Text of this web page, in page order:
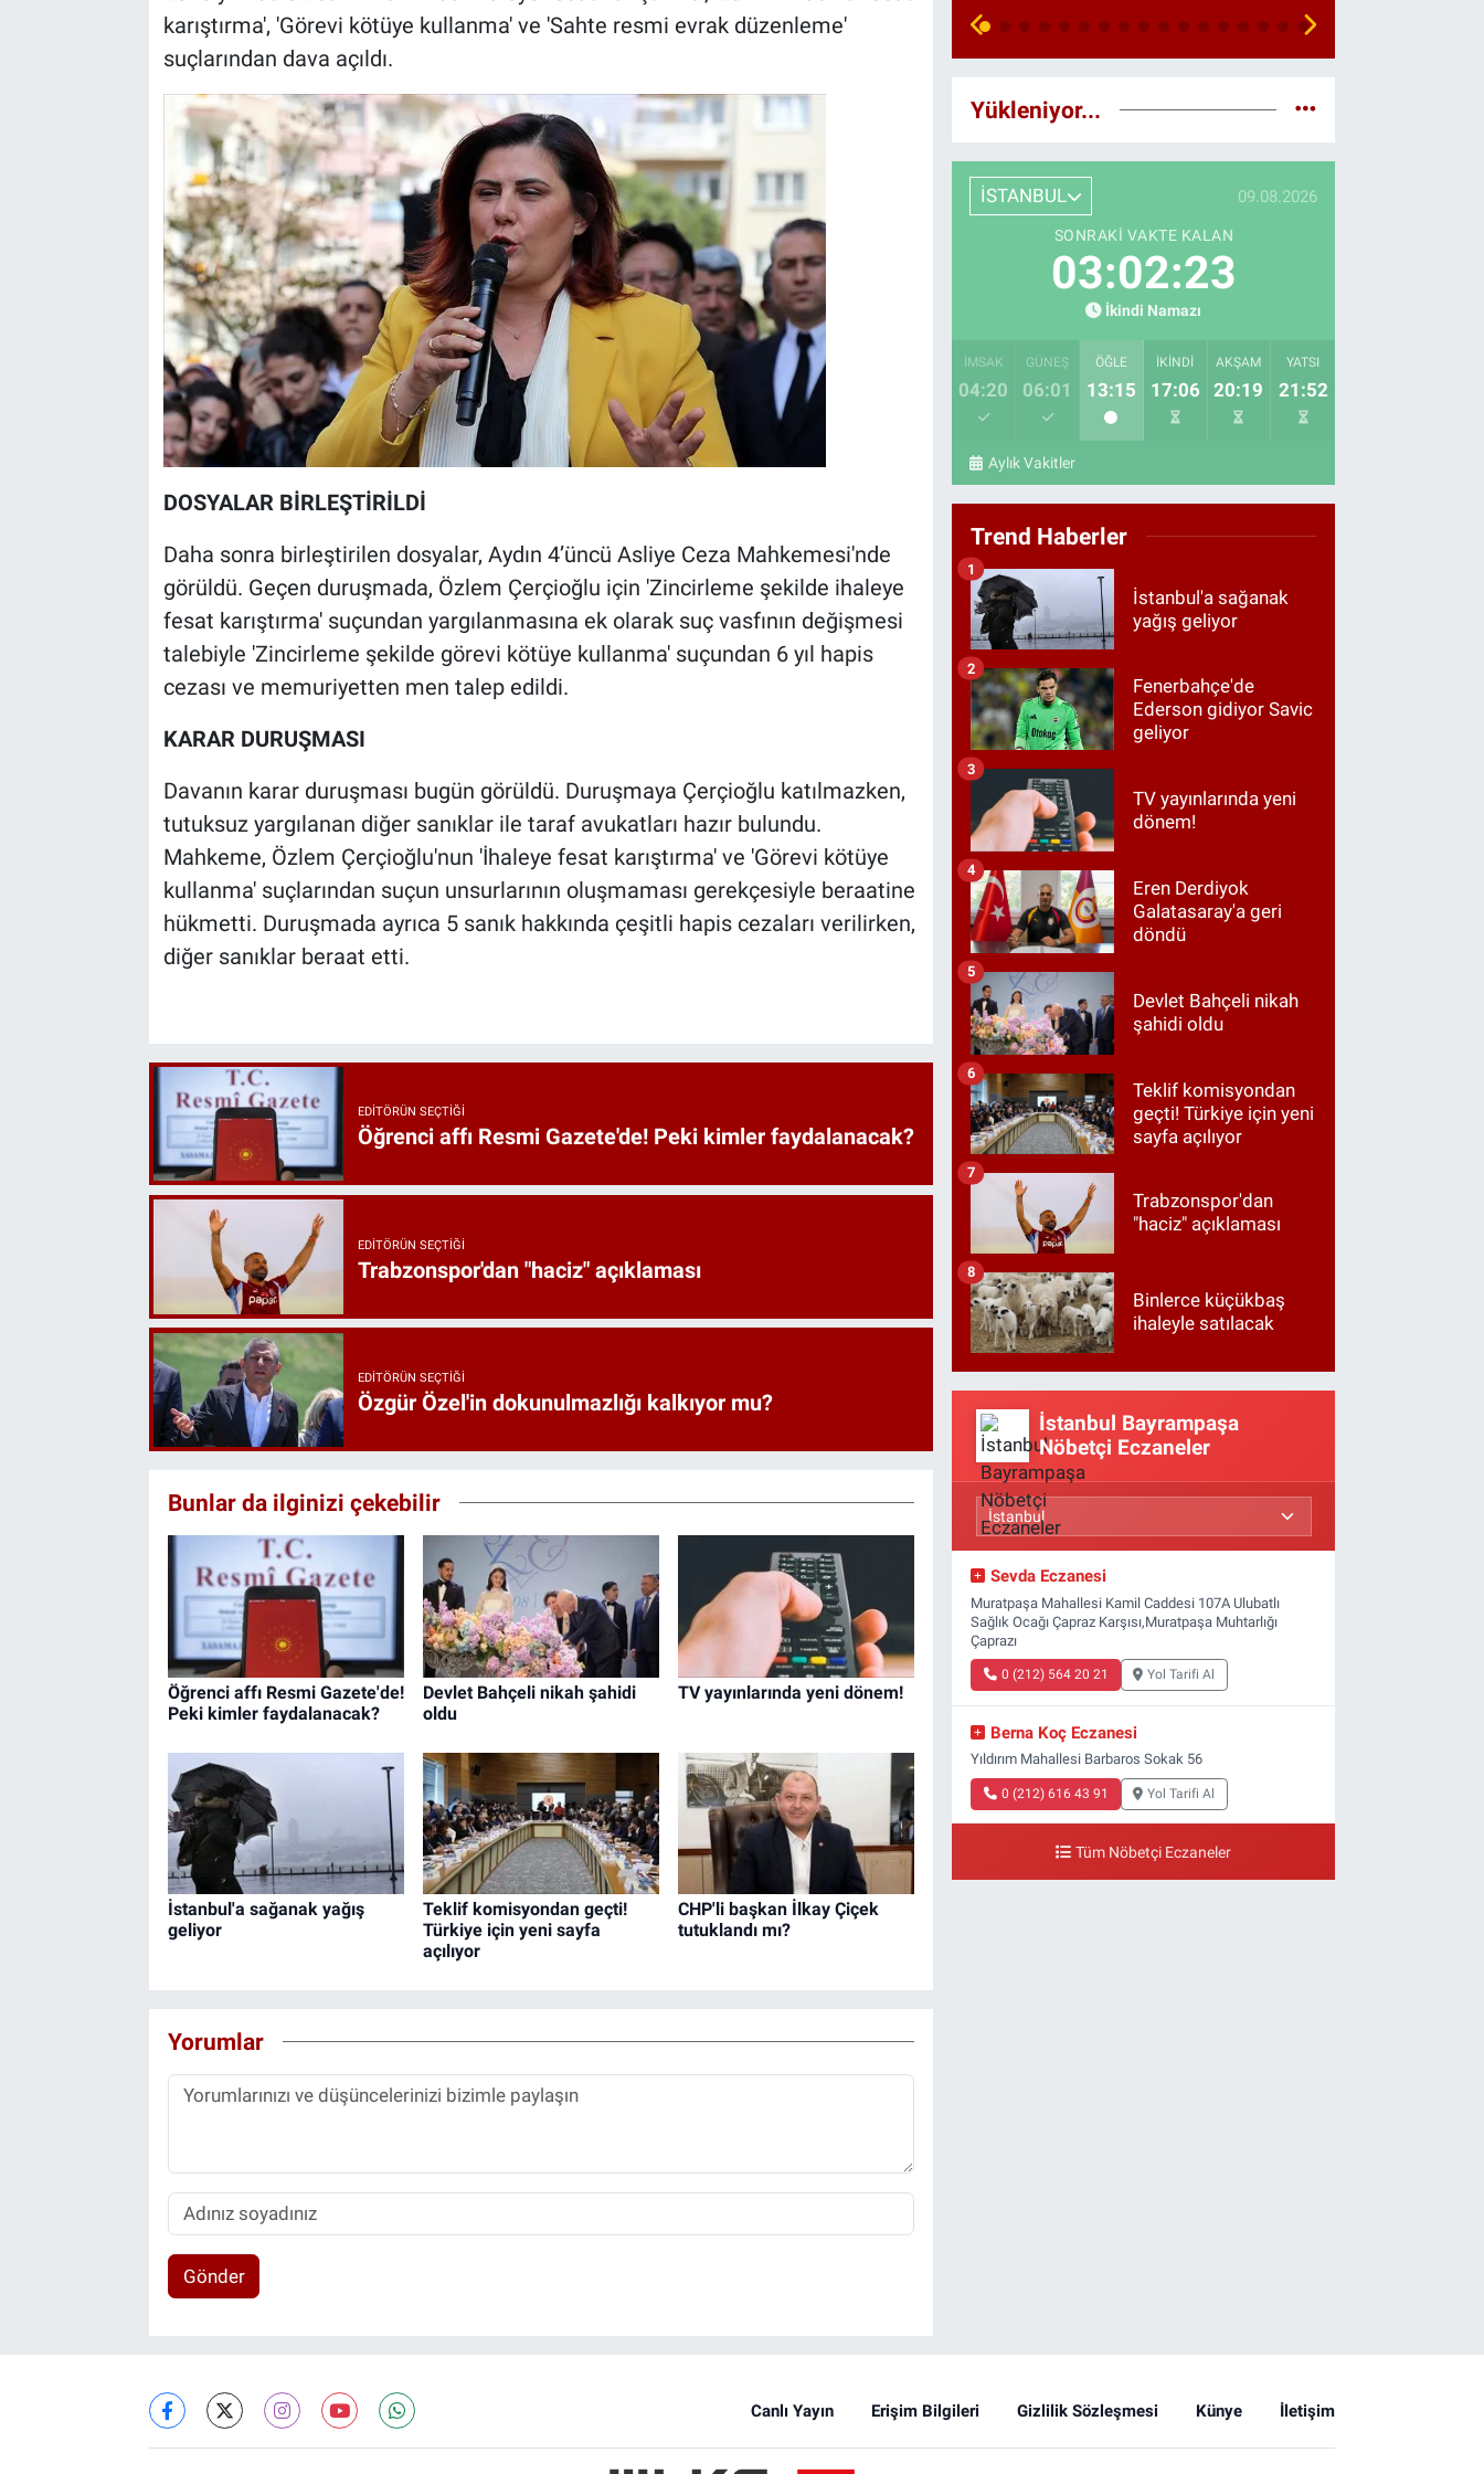
karıştırma', 'Görevi kötüye kullanma' ve 'Sahte resmi evrak düzenleme'
suçlarından dava açıldı.
DOSYALAR BİRLEŞTİRİLDİ
Daha sonra birleştirilen dosyalar, Aydın 4’üncü Asliye Ceza Mahkemesi'nde
görüldü. Geçen duruşmada, Özlem Çerçioğlu için 'Zincirleme şekilde ihaleye
fesat karıştırma' suçundan yargılanmasına ek olarak suç vasfının değişmesi
talebiyle 'Zincirleme şekilde görevi kötüye kullanma' suçundan 6 yıl hapis
cezası ve memuriyetten men talep edildi.
KARAR DURUŞMASI
Davanın karar duruşması bugün görüldü. Duruşmaya Çerçioğlu katılmazken,
tutuksuz yargılanan diğer sanıklar ile taraf avukatları hazır bulundu.
Mahkeme, Özlem Çerçioğlu'nun 'İhaleye fesat karıştırma' ve 'Görevi kötüye
kullanma' suçlarından suçun unsurlarının oluşmaması gerekçesiyle beraatine
hükmetti. Duruşmada ayrıca 5 sanık hakkında çeşitli hapis cezaları verilirken,
diğer sanıklar beraat etti.
EDITÖRÜN SEÇTIĞI
Öğrenci affı Resmi Gazete'de! Peki kimler faydalanacak?
EDITÖRÜN SEÇTIĞI
Trabzonspor'dan "haciz" açıklaması
EDITÖRÜN SEÇTIĞI
Özgür Özel'in dokunulmazlığı kalkıyor mu?
Bunlar da ilginizi çekebilir
Öğrenci affı Resmi Gazete'de!
Peki kimler faydalanacak?
Devlet Bahçeli nikah şahidi
oldu
TV yayınlarında yeni dönem!
İstanbul'a sağanak yağış
geliyor
Teklif komisyondan geçti!
Türkiye için yeni sayfa
açılıyor
CHP'li başkan İlkay Çiçek
tutuklandı mı?
Yorumlar
Gönder
Yükleniyor...
İSTANBUL 09.08.2026
SONRAKI VAKTE KALAN
03:02:22
İkindi Namazı
İMSAK
04:20
GÜNEŞ
06:01
ÖĞLE
13:15
İKINDI
17:06
AKŞAM
20:19
YATSI
21:52
Aylık Vakitler
Trend Haberler
İstanbul'a sağanak
yağış geliyor
1
Fenerbahçe'de
Ederson gidiyor Savic
geliyor
2
TV yayınlarında yeni
dönem!
3
Eren Derdiyok
Galatasaray'a geri
döndü
4
Devlet Bahçeli nikah
şahidi oldu
5
Teklif komisyondan
geçti! Türkiye için yeni
sayfa açılıyor
6
Trabzonspor'dan
"haciz" açıklaması
7
Binlerce küçükbaş
ihaleyle satılacak
8
İstanbul Bayrampaşa
Nöbetçi Eczaneler
Sevda Eczanesi
Muratpaşa Mahallesi Kamil Caddesi 107A Ulubatlı
Sağlık Ocağı Çapraz Karşısı,Muratpaşa Muhtarlığı
Çaprazı
0 (212) 564 20 21 Yol Tarifi Al
Berna Koç Eczanesi
Yıldırım Mahallesi Barbaros Sokak 56
0 (212) 616 43 91 Yol Tarifi Al
Tüm Nöbetçi Eczaneler
Canlı Yayın Erişim Bilgileri Gizlilik Sözleşmesi Künye İletişim